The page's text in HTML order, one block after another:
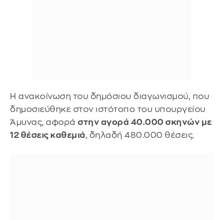
Η ανακοίνωση του δημόσιου διαγωνισμού, που
δημοσιεύθηκε στον ιστότοπο του υπουργείου
Άμυνας, αφορά στην αγορά 40.000 σκηνών με
12 θέσεις καθεμιά, δηλαδή 480.000 θέσεις.